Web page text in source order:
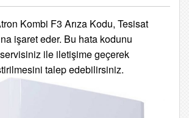
Kombi F3 Arıza Kodu, Tesisat
işaret eder. Bu hata kodunu
ile iletişime geçerek
talep edebilirsiniz.